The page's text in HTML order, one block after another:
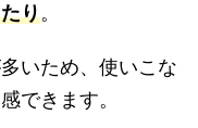
り。
いため、使いこな
できます。